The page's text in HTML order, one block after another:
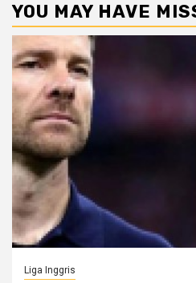
YOU MAY HAVE
Liga Inggris